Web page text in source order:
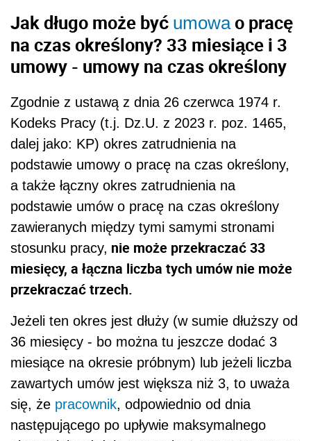
Jak długo może być umowao pracę
na czas określony? 33 miesiące i 3
umowy - umowy na czas określony
Zgodnie z ustawą z dnia 26 czerwca 1974 r.
Kodeks Pracy (t.j. Dz.U. z 2023 r. poz. 1465,
dalej jako: KP) okres zatrudnienia na
podstawie umowy o pracę na czas określony,
a także łączny okres zatrudnienia na
podstawie umów o pracę na czas określony
zawieranych między tymi samymi stronami
stosunku pracy, nie może przekraczać 33
miesięcy, a łączna liczba tych umów nie może
przekraczać trzech.
Jeżeli ten okres jest dłuży (w sumie dłuższy od
36 miesięcy - bo można tu jeszcze dodać 3
miesiące na okresie próbnym) lub jeżeli liczba
zawartych umów jest większa niż 3, to uważa
się, że pracownik, odpowiednio od dnia
następującego po upływie maksymalnego